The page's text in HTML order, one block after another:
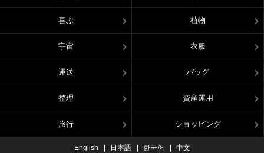
喜ぶ 植物
宇宙 衣服
運送 バッグ
整理 資産運用
旅行 ショッピング
English 日本語 한국어 中文